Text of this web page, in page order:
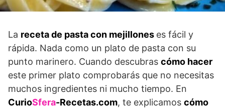
La receta de pasta con mejillones es fácil y
rápida. Nada como un plato de pasta con su
punto marinero. Cuando descubras cómo hacer
este primer plato comprobarás que no necesitas
muchos ingredientes ni mucho tiempo. En
CurioSfera-Recetas.com, te explicamos cómo